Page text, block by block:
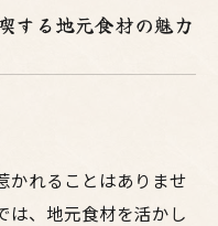
する地元食材の魅力
かれることはありませ
は、地元食材を活かし